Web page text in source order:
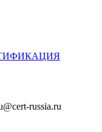
russia.ru